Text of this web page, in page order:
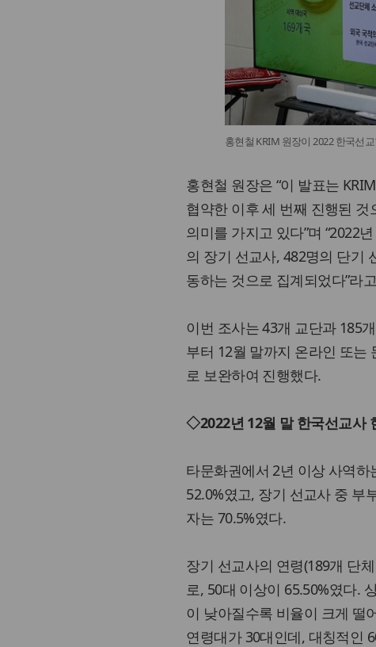
홍현철 KRIM 원장이 2022 한국선
홍현철 원장은 “이 발표는
협약한 이후 세 번째 진행된
의미를 가지고 있다”며 “2022
의 장기 선교사, 482명의 단기
동하는 것으로 집계되었다”라
이번 조사는 43개 교단과 185
부터 12월 말까지 온라인 또는
로 보완하여 진행했다.
◇2022년 12월 말 한국선교사
타문화권에서 2년 이상 사역
52.0%였고, 장기 선교사 중 부
자는 70.5%였다.
장기 선교사의 연령(189개 단
로, 50대 이상이 65.50%였다.
이 낮아질수록 비율이 크게 떨
연령대가 30대인데, 대칭적인